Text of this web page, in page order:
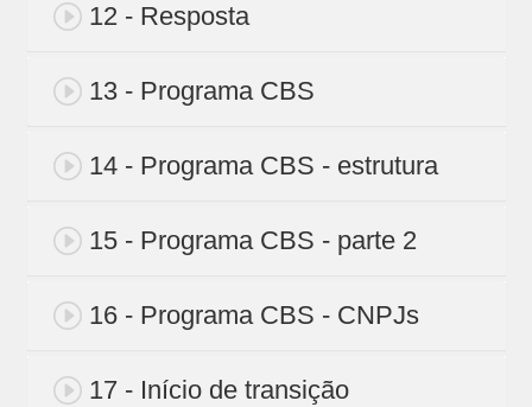
12 - Resposta
13 - Programa CBS
14 - Programa CBS - estrutura
15 - Programa CBS - parte 2
16 - Programa CBS - CNPJs
17 - Início de transição